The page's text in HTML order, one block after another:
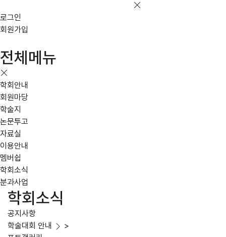
로그인
회원가입
전체메뉴
학회안내
회원마당
학술지
논문투고
자료실
이용안내
멤버쉽
학회소식
분과사업
학회소식
공지사항
학술대회 안내
>